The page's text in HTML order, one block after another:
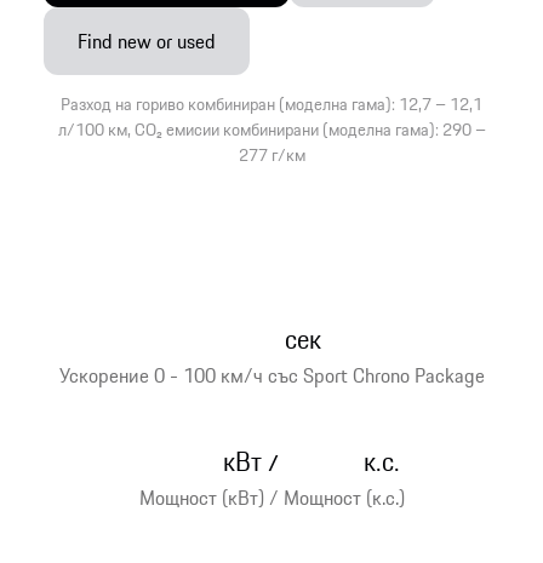
Find new or used
Разход на гориво комбиниран (моделна гама): 12,7 – 12,1
л/100 км, CO₂ емисии комбинирани (моделна гама): 290 –
277 г/км
Ускорение 0 - 100 км/ч със Sport Chrono Package
сек
Мощност (кВт) / Мощност (к.с.)
кВт/ к.с.